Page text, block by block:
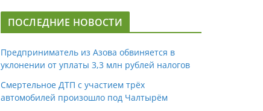
ПОСЛЕДНИЕ НОВОСТИ
Предприниматель из Азова обвиняется в
уклонении от уплаты 3,3 млн рублей налогов
Смертельное ДТП с участием трёх
автомобилей произошло под Чалтырём